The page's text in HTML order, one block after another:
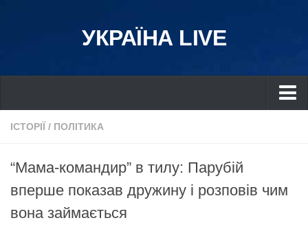
УКРАЇНА LIVE
Україна
Дніпро
Львів
Івано-Франківськ
ІСТОРІЇ / ПОЛІТИКА
“Мама-командир” в тилу: Парубій
вперше показав дружину і розповів чим
вона займається